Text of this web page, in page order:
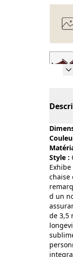
Style :
chaise
d un
de 3,5